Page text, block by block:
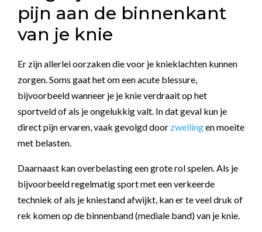
pijn aan de binnenkant
van je knie
Er zijn allerlei oorzaken die voor je knieklachten kunnen
zorgen. Soms gaat het om een acute blessure,
bijvoorbeeld wanneer je je knie verdraait op het
sportveld of als je ongelukkig valt. In dat geval kun je
direct pijn ervaren, vaak gevolgd door zwellingen moeite
met belasten.
Daarnaast kan overbelasting een grote rol spelen. Als je
bijvoorbeeld regelmatig sport met een verkeerde
techniek of als je kniestand afwijkt, kan er te veel druk of
rek komen op de binnenband (mediale band) van je knie.